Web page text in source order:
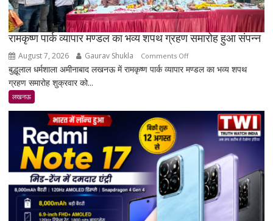
रामकृष्ण पार्क व्यापार मण्डल का भव्य शपथ ग्रहण समारोह हुआ संपन्न
August 7, 2026 Gaurav Shukla Comments Offon
रामकृष्ण
शपथ
बुद्धूलाल धर्मशाला अमीनाबाद लखनऊ में रामकृष्ण पार्क व्यापार मण्डल का भव्य शपथ
ग्रहण समारोह शुक्रवार को...
लखनऊ